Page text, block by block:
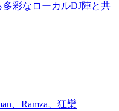
多彩なローカルDJ陣と共
、Ramza、狂欒